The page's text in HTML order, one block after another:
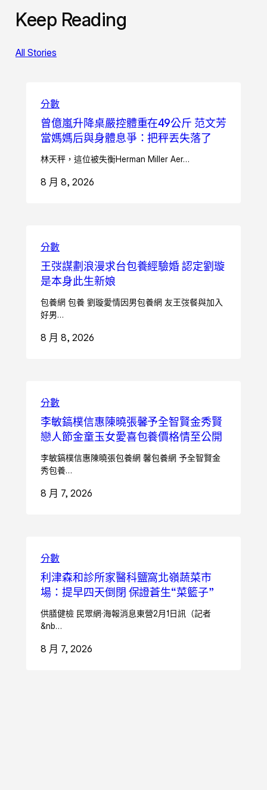
Keep Reading
All Stories
分數
曾億嵐升降桌嚴控體重在49公斤 范文芳
當媽媽后與身體息爭：把秤丟失落了
林天秤，這位被失衡Herman Miller Aer…
8 月 8, 2026
分數
王弢謀劃浪漫求台包養經驗婚 認定劉璇
是本身此生新娘
包養網 包養 劉璇愛情因男包養網 友王弢餐與加入
好男…
8 月 8, 2026
分數
李敏鎬樸信惠陳曉張馨予全智賢金秀賢
戀人節金童玉女愛喜包養價格情至公開
李敏鎬樸信惠陳曉張包養網 馨包養網 予全智賢金
秀包養…
8 月 7, 2026
分數
利津森和診所家醫科鹽窩北嶺蔬菜市
場：提早四天倒閉 保證蒼生“菜籃子”
供膳健檢 民眾網·海報消息東營2月1日訊（記者
&nb…
8 月 7, 2026